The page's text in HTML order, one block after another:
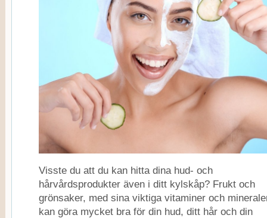
Visste du att du kan hitta dina hud- och
hårvårdsprodukter även i ditt kylskåp? Frukt och
grönsaker, med sina viktiga vitaminer och
kan göra mycket bra för din hud, ditt hår och din